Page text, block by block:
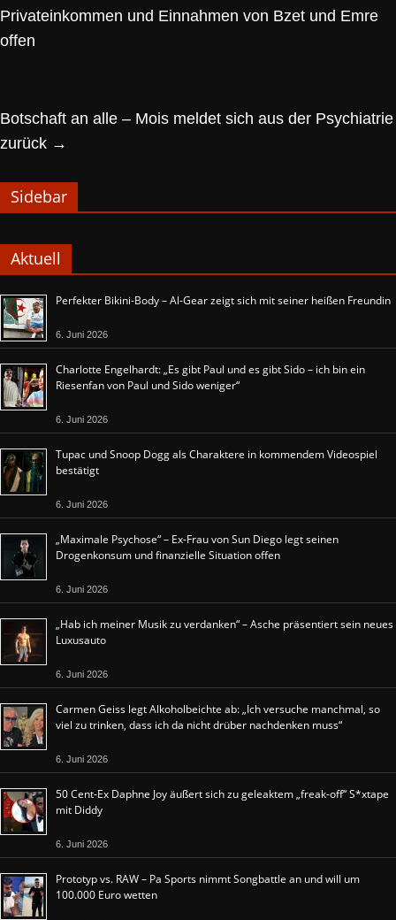
Privateinkommen und Einnahmen von Bzet und Emre
offen
Botschaft an alle – Mois meldet sich aus der Psychiatrie
zurück →
Sidebar
Aktuell
Perfekter Bikini-Body – Al-Gear zeigt sich mit seiner heißen Freundin
6. Juni 2026
Charlotte Engelhardt: „Es gibt Paul und es gibt Sido – ich bin ein
Riesenfan von Paul und Sido weniger“
6. Juni 2026
Tupac und Snoop Dogg als Charaktere in kommendem Videospiel
bestätigt
6. Juni 2026
„Maximale Psychose“ – Ex-Frau von Sun Diego legt seinen
Drogenkonsum und finanzielle Situation offen
6. Juni 2026
„Hab ich meiner Musik zu verdanken“ – Asche präsentiert sein neues
Luxusauto
6. Juni 2026
Carmen Geiss legt Alkoholbeichte ab: „Ich versuche manchmal, so
viel zu trinken, dass ich da nicht drüber nachdenken muss“
6. Juni 2026
50 Cent-Ex Daphne Joy äußert sich zu geleaktem „freak-off“ S*xtape
mit Diddy
6. Juni 2026
Prototyp vs. RAW – Pa Sports nimmt Songbattle an und will um
100.000 Euro wetten